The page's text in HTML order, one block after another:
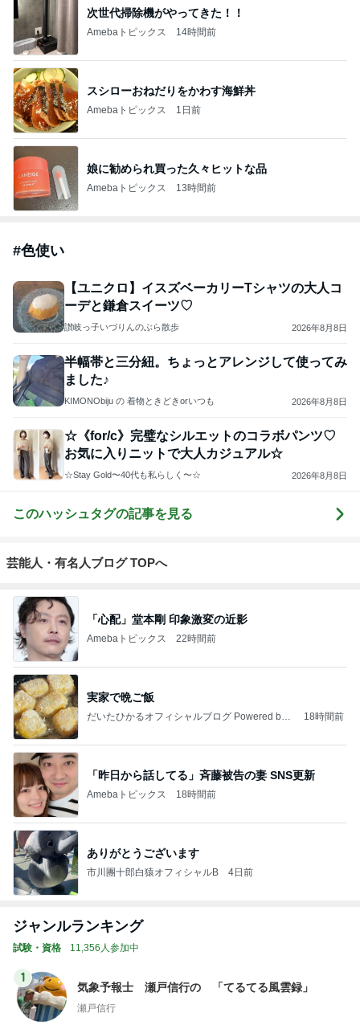
次世代掃除機がやってきた！！
Amebaトピックス 14時間前
スシローおねだりをかわす海鮮丼
Amebaトピックス 1日前
娘に勧められ買った久々ヒットな品
Amebaトピックス 13時間前
#色使い
【ユニクロ】イスズベーカリーTシャツの大人コ
ーデと鎌倉スイーツ♡
讃岐っ子いづりんのぶら散歩 2026年8月8日
半幅帯と三分紐。ちょっとアレンジして使ってみ
ました♪
KIMONObiju の 着物ときどきorいつも 2026年8月8日
☆《for/c》完璧なシルエットのコラボパンツ♡
お気に入りニットで大人カジュアル☆
☆Stay Gold〜40代も私らしく〜☆ 2026年8月8日
このハッシュタグの記事を見る
芸能人・有名人ブログ TOPへ
「心配」堂本剛 印象激変の近影
Amebaトピックス 22時間前
実家で晩ご飯
だいたひかるオフィシャルブログ Powered by
18時間前
「昨日から話してる」斉藤被告の妻 SNS更新
Amebaトピックス 18時間前
ありがとうございます
市川團十郎白猿オフィシャルB 4日前
ジャンルランキング
試験・資格 11,356人参加中
1
気象予報士 瀬戸信行の 「てるてる風雲録」
瀬戸信行